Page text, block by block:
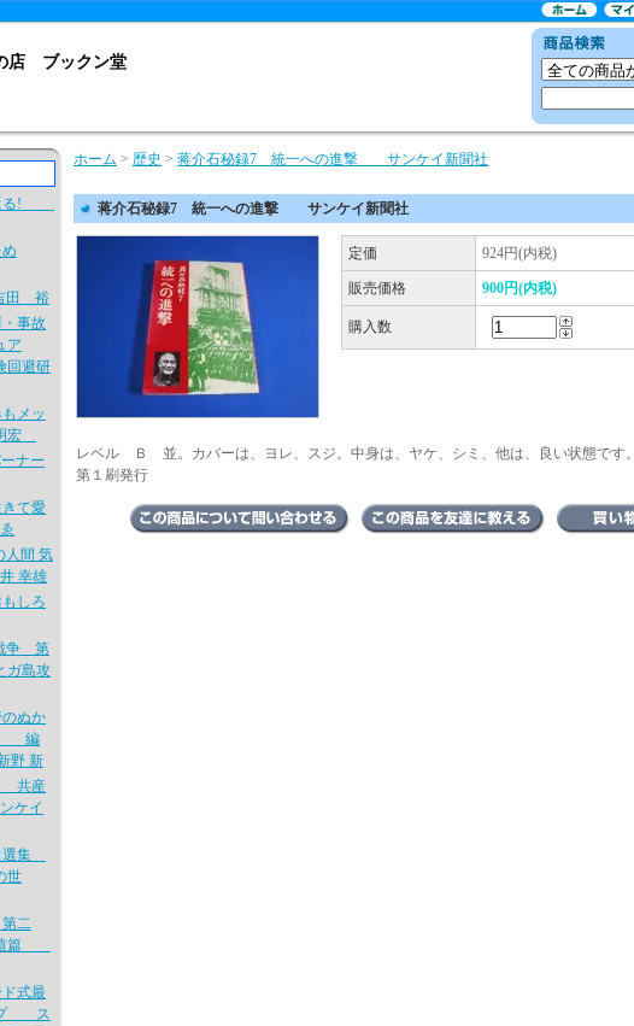
店 ブックン堂
返る!
田 裕
事故
ア
避研
メッ
宏
ナー
て愛
人間 気
幸雄
しろ
争 第
ガ島攻
ぬか
2 編
野 新
共産
ケイ
選集
世
二
篇
式最
プ ス
ホーム > 歴史 > 蒋介石秘録7 統一への進撃 サンケイ新聞社
蒋介石秘録7 統一への進撃 サンケイ新聞社
定価 924円(内税)
販売価格 900円(内税)
購入数
レベル Ｂ 並。カバーは、ヨレ、スジ。中身は、ヤケ、シミ、他は、良い状態です
第１刷発行